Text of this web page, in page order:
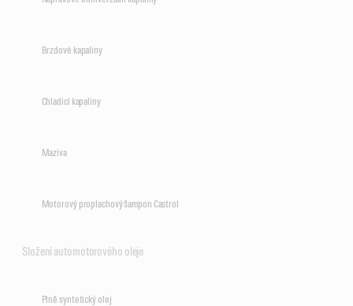
Brzdové kapaliny
Chladicí kapaliny
Maziva
Motorový proplachový šampon Castrol
Složení automotorového oleje
Plně syntetický olej